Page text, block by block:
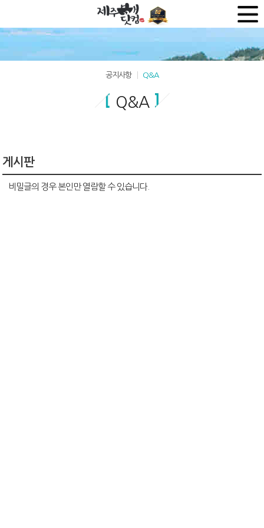
공지사항 Q&A
Q&A
게시판
비밀글의 경우 본인만 열람할 수 있습니다.